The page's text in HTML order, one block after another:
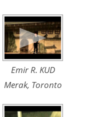
Emir R. KUD
Merak, Toronto